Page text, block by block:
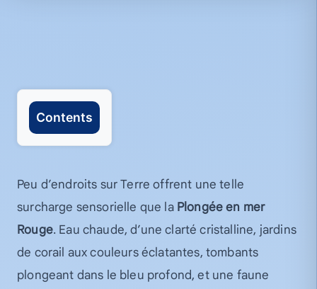
Contents
Peu d’endroits sur Terre offrent une telle
surcharge sensorielle que la Plongée en mer
Rouge. Eau chaude, d’une clarté cristalline, jardins
de corail aux couleurs éclatantes, tombants
plongeant dans le bleu profond, et une faune